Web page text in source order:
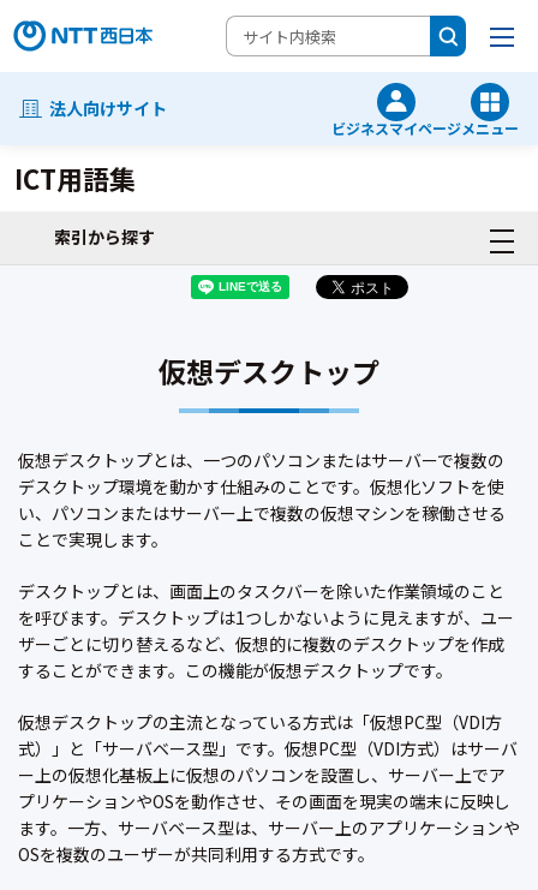
法人向けサイト
ビジネスマイページメニュー
ICT用語集
索引から探す
仮想デスクトップ
仮想デスクトップとは、一つのパソコンまたはサーバーで複数の
デスクトップ環境を動かす仕組みのことです。仮想化ソフトを使
い、パソコンまたはサーバー上で複数の仮想マシンを稼働させる
ことで実現します。
デスクトップとは、画面上のタスクバーを除いた作業領域のこと
を呼びます。デスクトップは1つしかないように見えますが、ユー
ザーごとに切り替えるなど、仮想的に複数のデスクトップを作成
することができます。この機能が仮想デスクトップです。
仮想デスクトップの主流となっている方式は「仮想PC型（VDI方
式）」と「サーバベース型」です。仮想PC型（VDI方式）はサーバ
ー上の仮想化基板上に仮想のパソコンを設置し、サーバー上でア
プリケーションやOSを動作させ、その画面を現実の端末に反映し
ます。一方、サーバベース型は、サーバー上のアプリケーションや
OSを複数のユーザーが共同利用する方式です。